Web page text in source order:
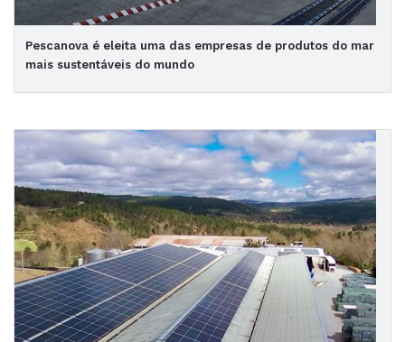
Pescanova é eleita uma das empresas de produtos do mar
mais sustentáveis do mundo